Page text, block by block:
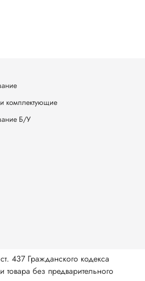
комплектующие
Б/У
437 Гражданского кодекса
без предварительного